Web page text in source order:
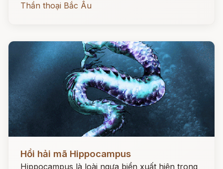
Thần thoại Bắc Âu
Đọc ngay
Hồi hải mã Hippocampus
Hippocampus là loài ngựa biển xuất hiện trong